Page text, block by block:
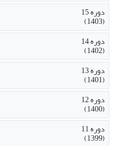
دوره 15
(1403)
دوره 14
(1402)
دوره 13
(1401)
دوره 12
(1400)
دوره 11
(1399)